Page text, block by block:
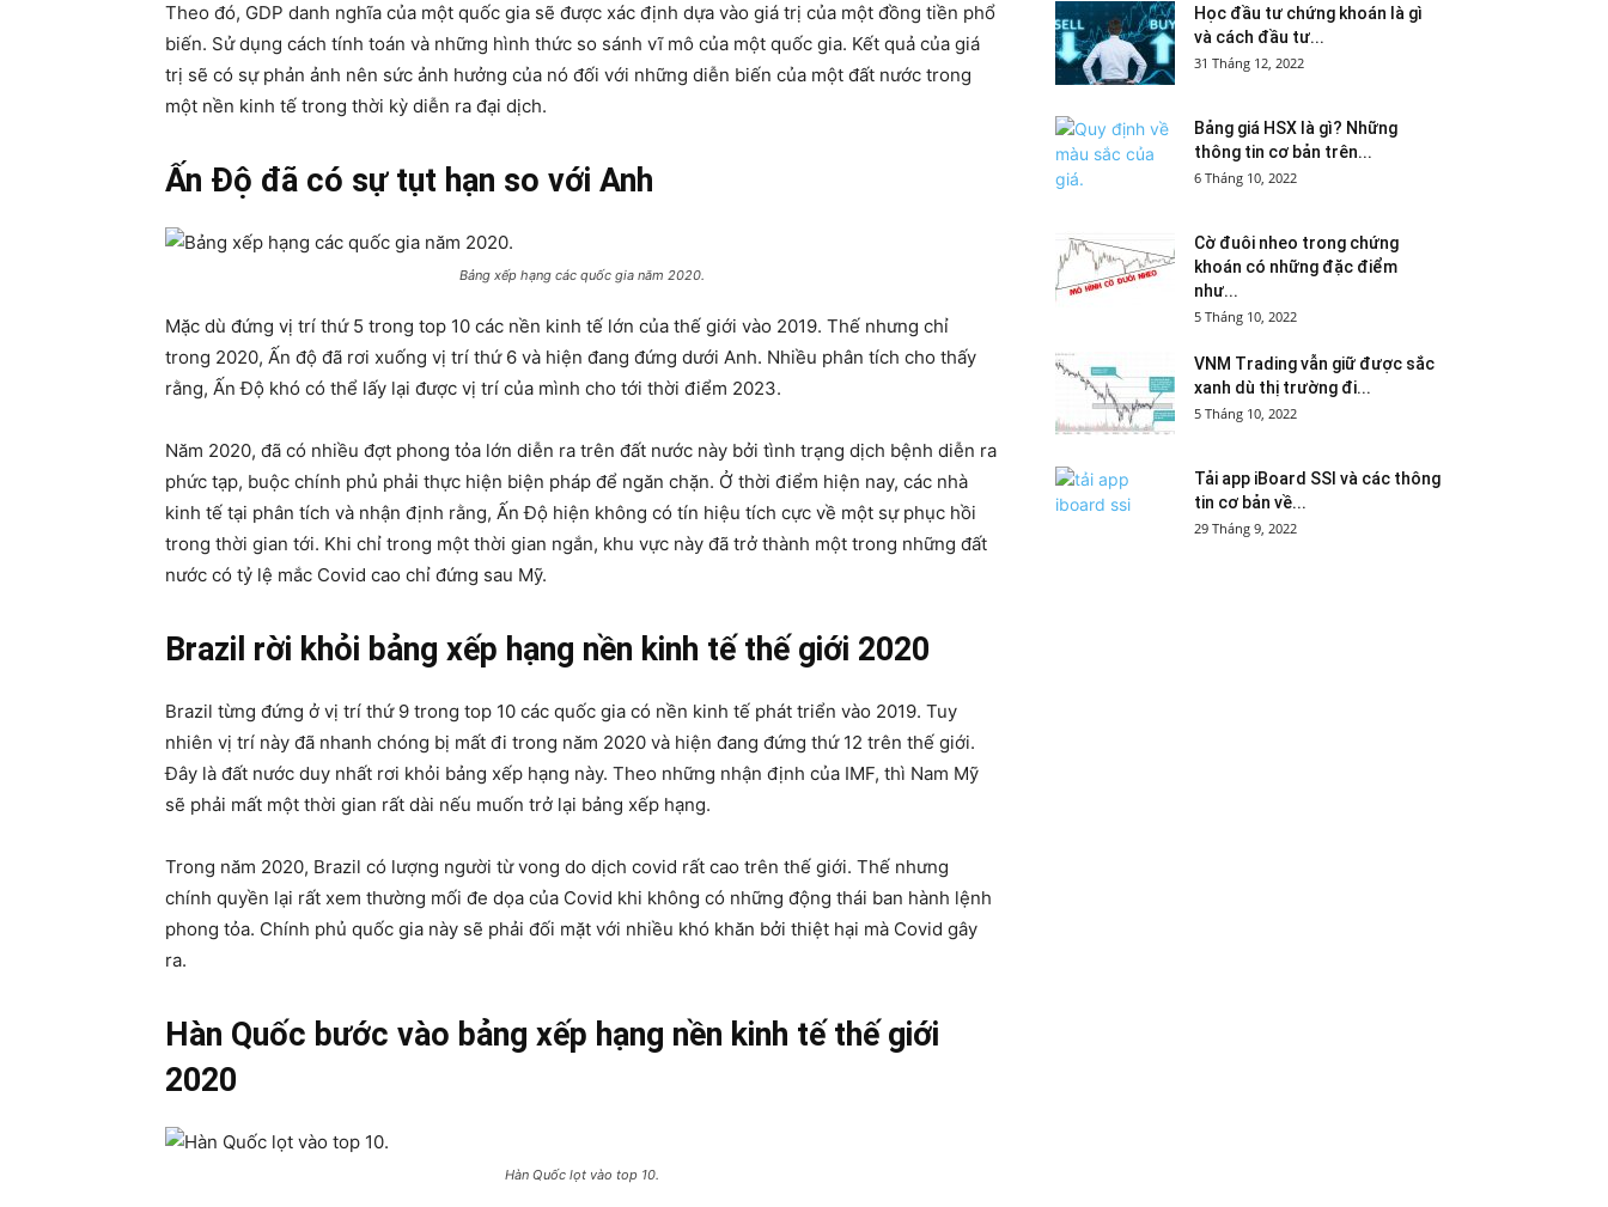
Theo đó, GDP danh nghĩa của một quốc gia sẽ được xác định dựa vào giá trị của một đồng tiền phổ
biến. Sử dụng cách tính toán và những hình thức so sánh vĩ mô của một quốc gia. Kết quả của giá
trị sẽ có sự phản ảnh nên sức ảnh hưởng của nó đối với những diễn biến của một đất nước trong
một nền kinh tế trong thời kỳ diễn ra đại dịch.
Ấn Độ đã có sự tụt hạn so với Anh
Bảng xếp hạng các quốc gia năm 2020.
Mặc dù đứng vị trí thứ 5 trong top 10 các nền kinh tế lớn của thế giới vào 2019. Thế nhưng chỉ
trong 2020, Ấn độ đã rơi xuống vị trí thứ 6 và hiện đang đứng dưới Anh. Nhiều phân tích cho thấy
rằng, Ấn Độ khó có thể lấy lại được vị trí của mình cho tới thời điểm 2023.
Năm 2020, đã có nhiều đợt phong tỏa lớn diễn ra trên đất nước này bởi tình trạng dịch bệnh diễn ra
phức tạp, buộc chính phủ phải thực hiện biện pháp để ngăn chặn. Ở thời điểm hiện nay, các nhà
kinh tế tại phân tích và nhận định rằng, Ấn Độ hiện không có tín hiệu tích cực về một sự phục hồi
trong thời gian tới. Khi chỉ trong một thời gian ngắn, khu vực này đã trở thành một trong những đất
nước có tỷ lệ mắc Covid cao chỉ đứng sau Mỹ.
Brazil rời khỏi bảng xếp hạng nền kinh tế thế giới 2020
Brazil từng đứng ở vị trí thứ 9 trong top 10 các quốc gia có nền kinh tế phát triển vào 2019. Tuy
nhiên vị trí này đã nhanh chóng bị mất đi trong năm 2020 và hiện đang đứng thứ 12 trên thế giới.
Đây là đất nước duy nhất rơi khỏi bảng xếp hạng này. Theo những nhận định của IMF, thì Nam Mỹ
sẽ phải mất một thời gian rất dài nếu muốn trở lại bảng xếp hạng.
Trong năm 2020, Brazil có lượng người từ vong do dịch covid rất cao trên thế giới. Thế nhưng
chính quyền lại rất xem thường mối đe dọa của Covid khi không có những động thái ban hành lệnh
phong tỏa. Chính phủ quốc gia này sẽ phải đối mặt với nhiều khó khăn bởi thiệt hại mà Covid gây
ra.
Hàn Quốc bước vào bảng xếp hạng nền kinh tế thế giới
2020
Hàn Quốc lọt vào top 10.
Học đầu tư chứng khoán là gì
và cách đầu tư...
31 Tháng 12, 2022
Bảng giá HSX là gì? Những
thông tin cơ bản trên...
6 Tháng 10, 2022
Cờ đuôi nheo trong chứng
khoán có những đặc điểm
như...
5 Tháng 10, 2022
VNM Trading vẫn giữ được sắc
xanh dù thị trường đi...
5 Tháng 10, 2022
Tải app iBoard SSI và các thông
tin cơ bản về...
29 Tháng 9, 2022